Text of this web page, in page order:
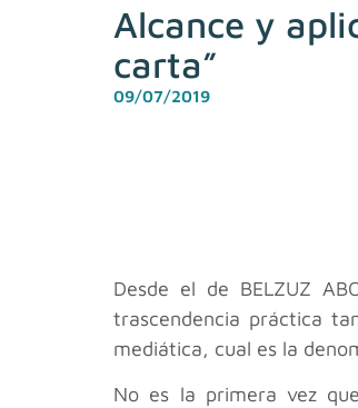
Alcance y
carta”
09/07/2019
Desde el de BELZUZ
trascendencia práctica
mediática, cual es la
No es la primera vez